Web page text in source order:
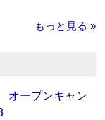
もっと見る »
オープンキャン